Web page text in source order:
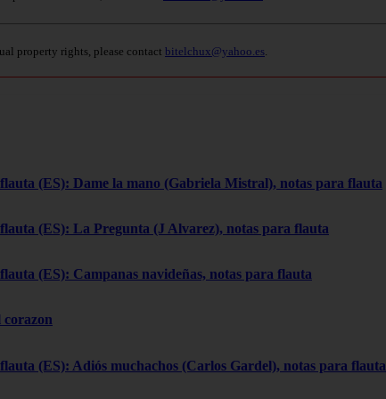
property rights, please contact bitelchux@yahoo.es.
(ES): Dame la mano (Gabriela Mistral), notas para flauta
(ES): La Pregunta (J Alvarez), notas para flauta
(ES): Campanas navideñas, notas para flauta
corazon
(ES): Adiós muchachos (Carlos Gardel), notas para flauta